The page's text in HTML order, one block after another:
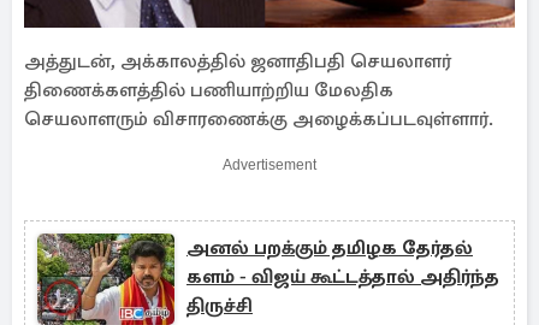
அத்துடன், அக்காலத்தில் ஜனாதிபதி செயலாளர்
திணைக்களத்தில் பணியாற்றிய மேலதிக
செயலாளரும் விசாரணைக்கு அழைக்கப்படவுள்ளார்.
Advertisement
அனல் பறக்கும் தமிழக தேர்தல்
களம் - விஜய் கூட்டத்தால் அதிர்ந்த
திருச்சி